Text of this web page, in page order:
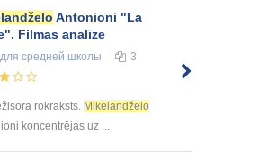
Antonioni "La
Filmas analīze
для средней школы 3
rokraksts. Mikelandželo
koncentrējas uz ...